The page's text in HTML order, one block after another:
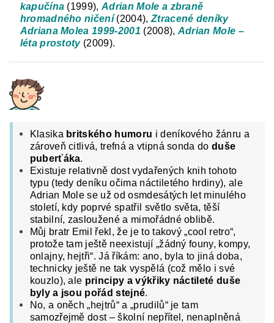
kapučína (1999),Adrian Mole a zbraně
hromadného ničení (2004), Ztracené deníky
Adriana Molea 1999-2001 (2008), Adrian Mole –
léta prostoty(2009).
Klasika britského humoru i deníkového žánru a
zároveň citlivá, trefná a vtipná sonda doduše
puberťáka.
Existuje relativně dost vydařených knih tohoto
typu (tedy deníku očima náctiletého hrdiny), ale
Adrian Mole se už od osmdesátých let minulého
století, kdy poprvé spatřil světlo světa, těší
stabilní, zasloužené a mimořádné oblibě.
Můj bratr Emil řekl, že je to takový „cool retro“,
protože tam ještě neexistují „žádný founy, kompy,
onlajny, hejtři“. Já říkám: ano, byla to jiná doba,
technicky ještě ne tak vyspělá (což mělo i své
kouzlo), ale principy a výkřiky náctileté duše
byly a jsou pořád stejné.
No, a oněch „hejtrů“ a „prudilů“ je tam
samozřejmě dost – školní nepřítel, nenaplněná